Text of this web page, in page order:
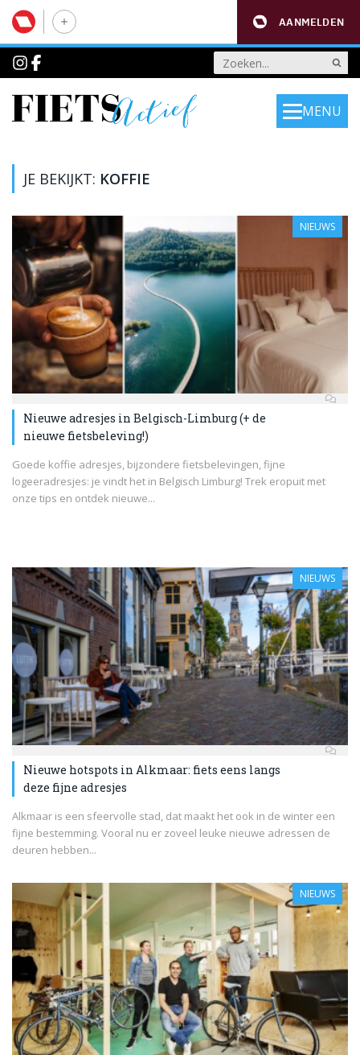
AANMELDEN
MENU
JE BEKIJKT: KOFFIE
NIEUWS
Nieuwe adresjes in Belgisch-Limburg (+ de
nieuwe fietsbeleving!)
Goede koffie adresjes, bijzondere fietsbelevingen, fijne
logeeradresjes: je vindt het in Belgisch Limburg! Trek eropuit met
onze tips en ontdek nieuwe...
NIEUWS
Nieuwe hotspots in Alkmaar: fiets eens langs
deze fijne adresjes
Alkmaar is een sfeervolle stad, dat maakt het ook in de winter een
fijne bestemming. Vooral nu er zoveel leuke nieuwe adressen de
deuren hebben...
NIEUWS